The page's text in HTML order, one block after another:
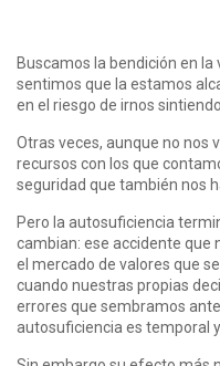
Buscamos la bendición en
sentimos que la estamos
en el riesgo de irnos
Otras veces, aunque no nos
recursos con los que
seguridad que también nos
Pero la autosuficiencia
cambian: ese accidente que
el mercado de valores que
cuando nuestras propias
errores que sembramos
autosuficiencia es temporal